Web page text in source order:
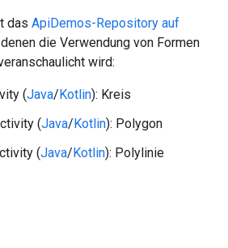
das ApiDemos-Repository auf
die Verwendung von Formen
wird:
(Java/Kotlin): Kreis
(Java/Kotlin): Polygon
(Java/Kotlin): Polylinie